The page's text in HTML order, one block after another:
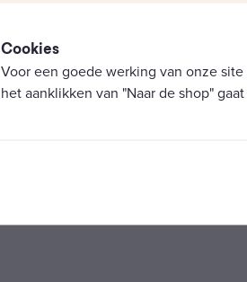
30 jaar
Cookies
Voor een goede werking van onze
het aanklikken van "Naar de shop"